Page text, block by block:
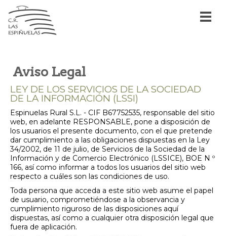
Aviso Legal
LEY DE LOS SERVICIOS DE LA SOCIEDAD
DE LA INFORMACIÓN (LSSI)
Espinuelas Rural S.L. - CIF B67752535, responsable del sitio
web, en adelante RESPONSABLE, pone a disposición de
los usuarios el presente documento, con el que pretende
dar cumplimiento a las obligaciones dispuestas en la Ley
34/2002, de 11 de julio, de Servicios de la Sociedad de la
Información y de Comercio Electrónico (LSSICE), BOE N º
166, así como informar a todos los usuarios del sitio web
respecto a cuáles son las condiciones de uso.
Toda persona que acceda a este sitio web asume el papel
de usuario, comprometiéndose a la observancia y
cumplimiento riguroso de las disposiciones aquí
dispuestas, así como a cualquier otra disposición legal que
fuera de aplicación.